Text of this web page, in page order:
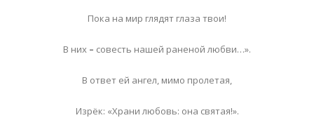
Пока на мир глядят глаза твои!
В них – совесть нашей раненой любви…».
В ответ ей ангел, мимо пролетая,
Изрёк: «Храни любовь: она святая!».